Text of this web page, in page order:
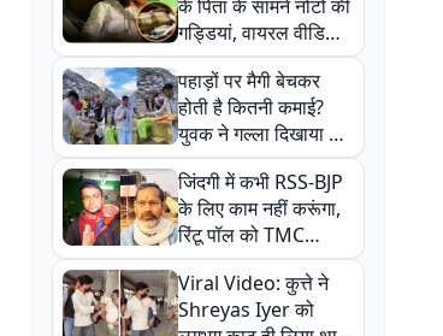
के पिता के सामने नोटों की
गड्डियां, वायरल वीडियो
से राजनीति में उबाल,
अजित महतो बोले- TMC
की गंदी चाल
पहाड़ों पर मैगी बेचकर
होती है कितनी कमाई?
युवक ने गल्ला दिखाया तो
नौकरी वालों के खड़े हो गए
कान
जिंदगी में कभी RSS-BJP
के लिए काम नहीं करूंगा,
रिंटू पॉल को TMC
ऑफिस में ले जाकर पीटा,
Video वायरल
Viral Video: कुत्ते ने
Shreyas Iyer को